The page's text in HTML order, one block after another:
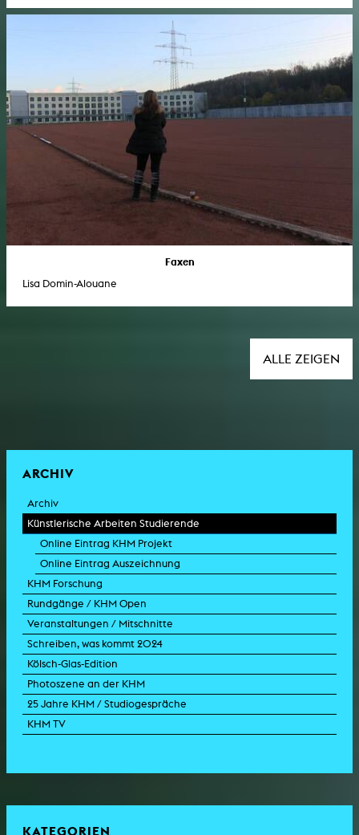
Faxen
Lisa Domin-Alouane
ALLE ZEIGEN
ARCHIV
Archiv
Künstlerische Arbeiten Studierende
Online Eintrag KHM Projekt
Online Eintrag Auszeichnung
KHM Forschung
Rundgänge / KHM Open
Veranstaltungen / Mitschnitte
Schreiben, was kommt 2024
Kölsch-Glas-Edition
Photoszene an der KHM
25 Jahre KHM / Studiogespräche
KHM TV
KATEGORIEN